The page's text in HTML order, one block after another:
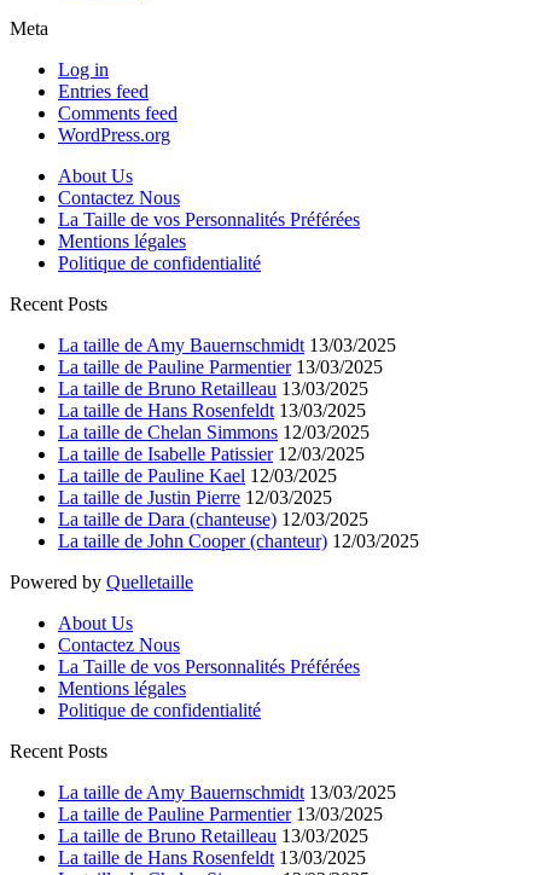
Meta
Log in
Entries feed
Comments feed
WordPress.org
About Us
Contactez Nous
La Taille de vos Personnalités Préférées
Mentions légales
Politique de confidentialité
Recent Posts
La taille de Amy Bauernschmidt 13/03/2025
La taille de Pauline Parmentier 13/03/2025
La taille de Bruno Retailleau 13/03/2025
La taille de Hans Rosenfeldt 13/03/2025
La taille de Chelan Simmons 12/03/2025
La taille de Isabelle Patissier 12/03/2025
La taille de Pauline Kael 12/03/2025
La taille de Justin Pierre 12/03/2025
La taille de Dara (chanteuse) 12/03/2025
La taille de John Cooper (chanteur) 12/03/2025
Powered by Quelletaille
About Us
Contactez Nous
La Taille de vos Personnalités Préférées
Mentions légales
Politique de confidentialité
Recent Posts
La taille de Amy Bauernschmidt 13/03/2025
La taille de Pauline Parmentier 13/03/2025
La taille de Bruno Retailleau 13/03/2025
La taille de Hans Rosenfeldt 13/03/2025